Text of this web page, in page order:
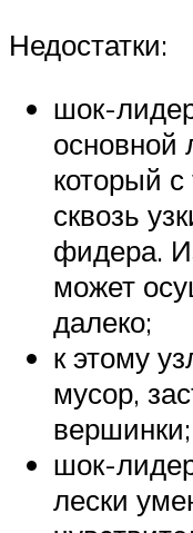
Недостатки:
шок-
основной
который
сквозь
фидера.
может
далеко;
к этому
мусор,
вершинки;
шок-
лески